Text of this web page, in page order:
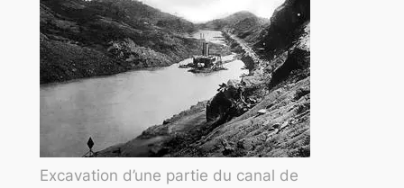
Excavation d’une partie du canal de